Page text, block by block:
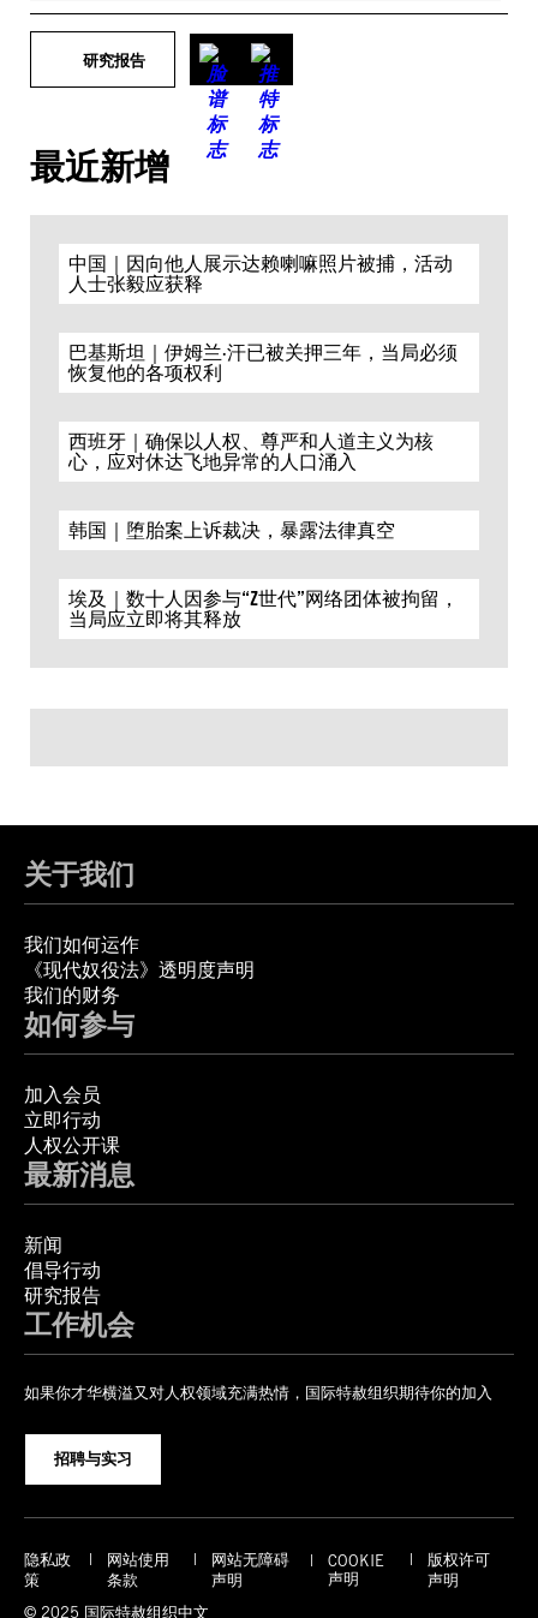
研究报告
最近新增
中国｜因向他人展示达赖喇嘛照片被捕，活动
人士张毅应获释
巴基斯坦｜伊姆兰·汗已被关押三年，当局必须
恢复他的各项权利
西班牙｜确保以人权、尊严和人道主义为核
心，应对休达飞地异常的人口涌入
韩国｜堕胎案上诉裁决，暴露法律真空
埃及｜数十人因参与“Z世代”网络团体被拘留，
当局应立即将其释放
关于我们
我们如何运作
《现代奴役法》透明度声明
我们的财务
如何参与
加入会员
立即行动
人权公开课
最新消息
新闻
倡导行动
研究报告
工作机会
如果你才华横溢又对人权领域充满热情，国际特赦组织期待你的加入
招聘与实习
隐私政
策
网站使用
条款
网站无障碍
声明
COOKIE
声明
版权许可
声明
© 2025 国际特赦组织中文